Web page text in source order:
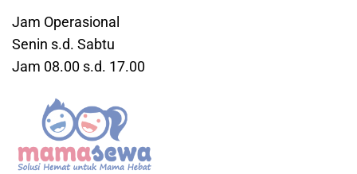
Jam Operasional
Senin s.d. Sabtu
Jam 08.00 s.d. 17.00